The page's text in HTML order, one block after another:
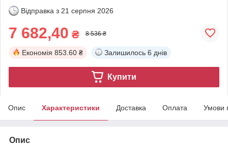
Відправка з 21 серпня 2026
7 682,40 ₴ 8 536 ₴
Економія 853.60 ₴ Залишилось 6 днів
Купити
Опис Характеристики Доставка Оплата Умови
Опис